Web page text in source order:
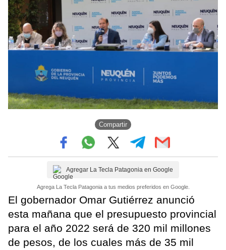
Compartir
Agregar La Tecla Patagonia en Google
Agrega La Tecla Patagonia a tus medios preferidos en Google.
El gobernador Omar Gutiérrez anunció
esta mañana que el presupuesto provincial
para el año 2022 será de 320 mil millones
de pesos, de los cuales más de 35 mil